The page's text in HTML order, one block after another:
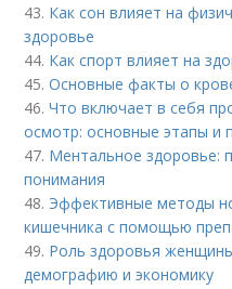
43. Как сон влияет на
здоровье
44. Как спорт влияет на
45.Основные факты о
46.Что включает в себя
осмотр: основные этапы и
47. Ментальное здоровье:
понимания
48. Эффективные методы
кишечника с помощью
49. Роль здоровья
демографию и экономику